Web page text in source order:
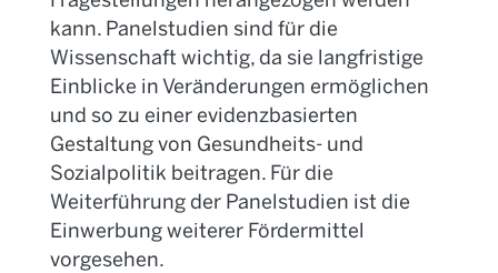
kann. Panelstudien sind für die
Wissenschaft wichtig, da sie langfristige
Einblicke in Veränderungen ermöglichen
und so zu einer evidenzbasierten
Gestaltung von Gesundheits- und
Sozialpolitik beitragen. Für die
Weiterführung der Panelstudien ist die
Einwerbung weiterer Fördermittel
vorgesehen.